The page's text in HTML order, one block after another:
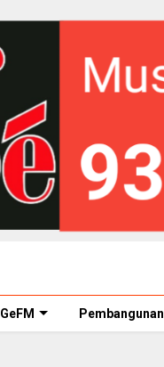
GeFM Pembangunan